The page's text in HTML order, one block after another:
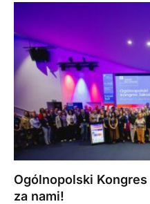
Ogólnopolski
za nami!